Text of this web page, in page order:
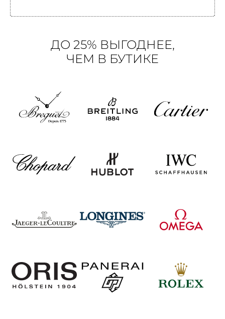
ДО 25% ВЫГОДНЕЕ,
ЧЕМ В БУТИКЕ